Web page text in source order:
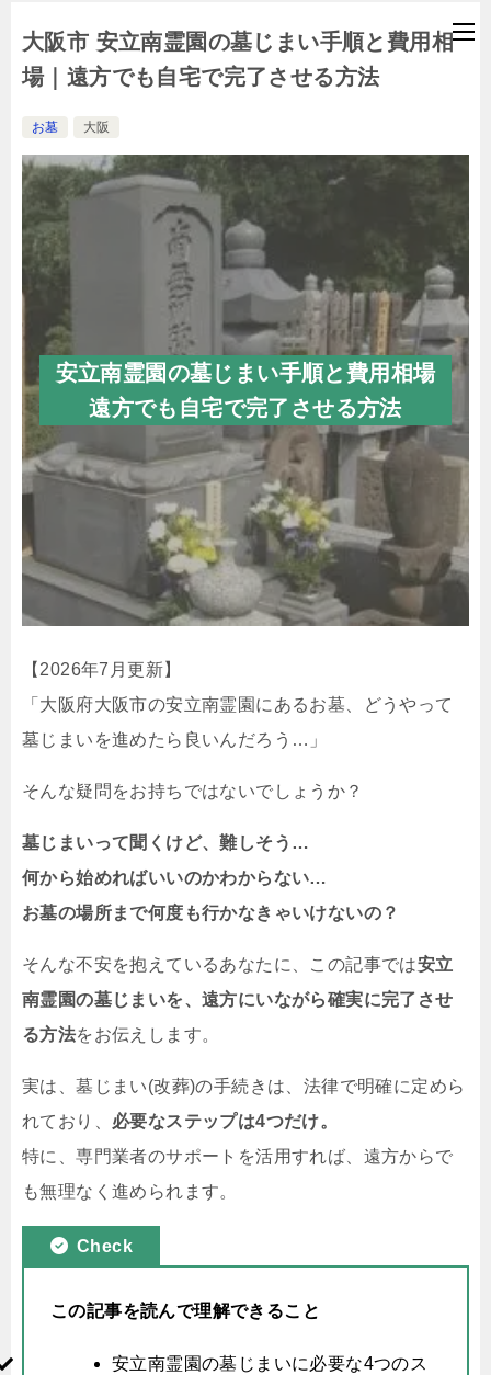
大阪市 安立南霊園の墓じまい手順と費用相
場｜遠方でも自宅で完了させる方法
お墓 大阪
安立南霊園の墓じまい手順と費用相場
遠方でも自宅で完了させる方法
【2026年7月更新】
「大阪府大阪市の安立南霊園にあるお墓、どうやって
墓じまいを進めたら良いんだろう…」
そんな疑問をお持ちではないでしょうか？
墓じまいって聞くけど、難しそう…
何から始めればいいのかわからない…
お墓の場所まで何度も行かなきゃいけないの？
そんな不安を抱えているあなたに、この記事では安立
南霊園の墓じまいを、遠方にいながら確実に完了させ
る方法をお伝えします。
実は、墓じまい(改葬)の手続きは、法律で明確に定めら
れており、 必要なステップは4つだけ。
特に、専門業者のサポートを活用すれば、遠方からで
も無理なく進められます。
Check
この記事を読んで理解できること
安立南霊園の墓じまいに必要な4つのス